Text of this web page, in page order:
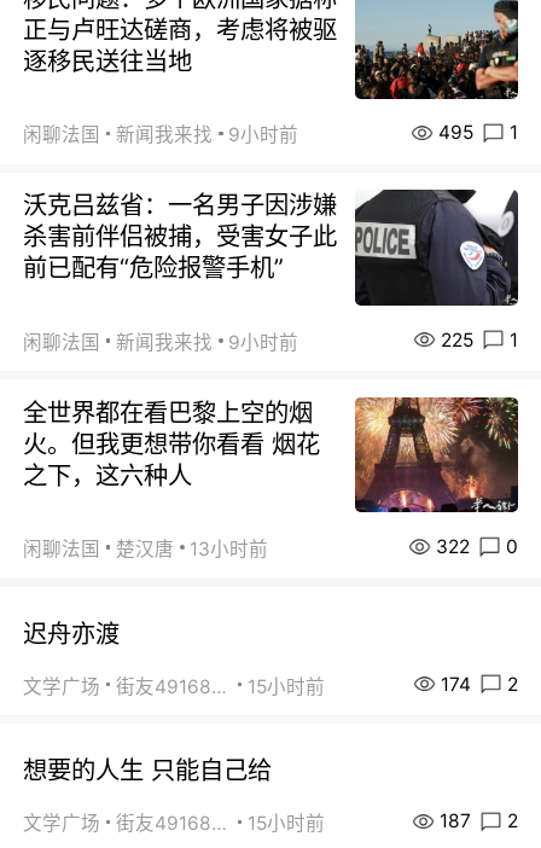
正与卢旺达磋商，考虑将被驱
逐移民送往当地
闲聊法国 新闻我来找 9小时前 495 1
沃克吕兹省：一名男子因涉嫌
杀害前伴侣被捕，受害女子此
前已配有“危险报警手机”
闲聊法国 新闻我来找 9小时前 225 1
全世界都在看巴黎上空的烟
火。但我更想带你看看 烟花
之下，这六种人
闲聊法国 楚汉唐 13小时前 322 0
迟舟亦渡
文学广场 街友49168527 15小时前 174 2
想要的人生 只能自己给
文学广场 街友49168527 15小时前 187 2